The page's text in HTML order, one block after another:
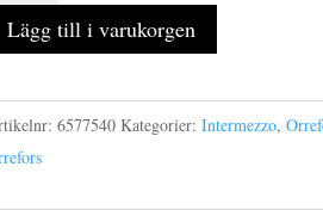
Lägg till i varukorgen
6577540 Kategorier:Intermezzo,